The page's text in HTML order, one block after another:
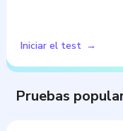
Iniciar el test
Pruebas